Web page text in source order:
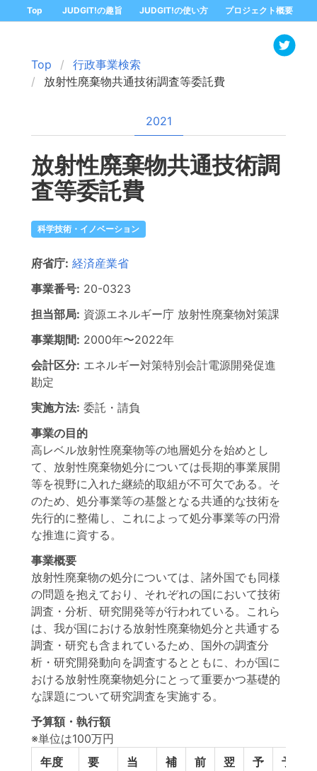
Top JUDGIT!の趣旨 JUDGIT!の使い方 プロジェクト概要
Top
行政事業検索
放射性廃棄物共通技術調査等委託費
2021
放射性廃棄物共通技術調
査等委託費
科学技術・イノベーション
府省庁: 経済産業省
事業番号: 20-0323
担当部局: 資源エネルギー庁 放射性廃棄物対策課
事業期間: 2000年〜2022年
会計区分: エネルギー対策特別会計電源開発促進
勘定
実施方法: 委託・請負
事業の目的
高レベル放射性廃棄物等の地層処分を始めとし
て、放射性廃棄物処分については長期的事業展開
等を視野に入れた継続的取組が不可欠である。そ
のため、処分事業等の基盤となる共通的な技術を
先行的に整備し、これによって処分事業等の円滑
な推進に資する。
事業概要
放射性廃棄物の処分については、諸外国でも同様
の問題を抱えており、それぞれの国において技術
調査・分析、研究開発等が行われている。これら
は、我が国における放射性廃棄物処分と共通する
調査・研究も含まれているため、国外の調査分
析・研究開発動向を調査するとともに、わが国に
おける放射性廃棄物処分にとって重要かつ基礎的
な課題について研究調査を実施する。
予算額・執行額
※単位は100万円
年度
要
当
補
前
翌
予
予